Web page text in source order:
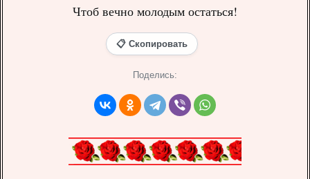
Чтоб вечно молодым остаться!
📋 Скопировать
Поделись: